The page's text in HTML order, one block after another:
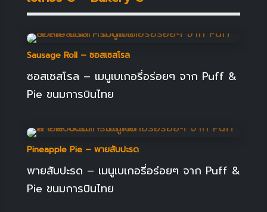
Sausage Roll – ซอสเซสโรล
ซอสเซสโรล – เมนูเบเกอรี่อร่อยๆ จาก Puff &
Pie ขนมการบินไทย
Pineapple Pie – พายสับปะรด
พายสับปะรด – เมนูเบเกอรี่อร่อยๆ จาก Puff &
Pie ขนมการบินไทย